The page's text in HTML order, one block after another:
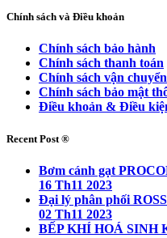
Chính sách và Điều khoản
Chính sách bảo hành
Chính sách thanh toán
Chính sách vận
Chính sách bảo mật
Điều khoản & Điều
Recent Post ®
Bơm cánh gạt
16 Th11 2023
Đại lý phân phối
02 Th11 2023
BẾP KHÍ HOÁ SINH